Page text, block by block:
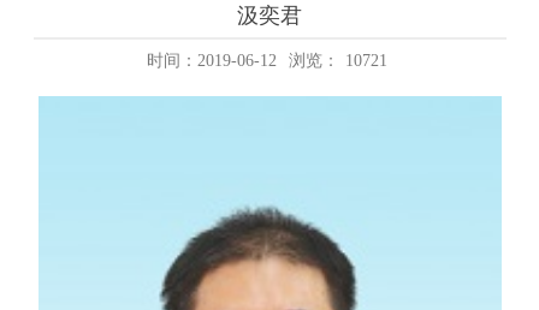
汲奕君
时间：2019-06-12 浏览： 10721